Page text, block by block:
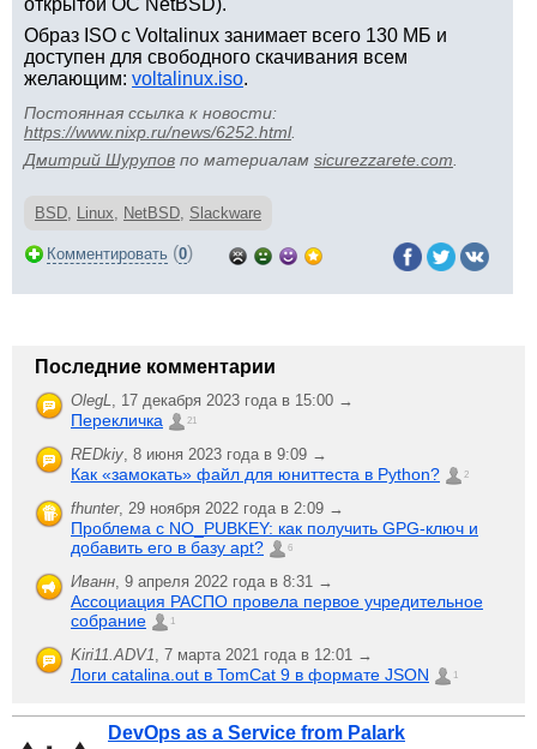
открытой ОС NetBSD).
Образ ISO с Voltalinux занимает всего 130 МБ и
доступен для свободного скачивания всем
желающим: voltalinux.iso.
Постоянная ссылка к новости:
https://www.nixp.ru/news/6252.html.
Дмитрий Шурупов по материалам sicurezzarete.com
BSD, Linux, NetBSD, Slackware
Комментировать (0)
Последние комментарии
OlegL, 17 декабря 2023 года в 15:00 →
Перекличка 21
REDkiy, 8 июня 2023 года в 9:09 →
Как «замокать» файл для юниттеста в Python? 2
fhunter, 29 ноября 2022 года в 2:09 →
Проблема с NO_PUBKEY: как получить GPG-ключ и
добавить его в базу apt?
6
Иванн, 9 апреля 2022 года в 8:31 →
Ассоциация РАСПО провела первое учредительное
собрание
1
Kiri11.ADV1, 7 марта 2021 года в 12:01 →
Логи catalina.out в TomCat 9 в формате JSON 1
DevOps as a Service from Palark